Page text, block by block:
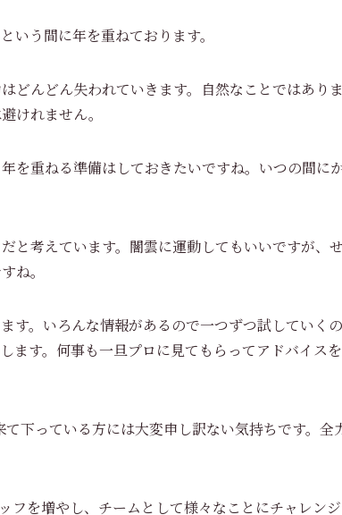
いう間に年を重ねております。
どんどん失われていきます。自然なことではあり
けれません。
を重ねる準備はしておきたいですね。いつの間に
と考えています。闇雲に運動してもいいですが、
ね。
す。いろんな情報があるので一つずつ試していく
ます。何事も一旦プロに見てもらってアドバイス
下っている方には大変申し訳ない気持ちです。全
フを増やし、チームとして様々なことにチャレン